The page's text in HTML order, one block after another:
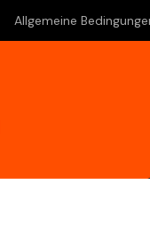
Allgemeine